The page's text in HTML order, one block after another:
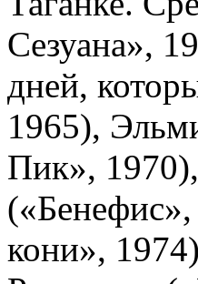
Сезуана»,
дней,
1965),
Пик»,
кони»,